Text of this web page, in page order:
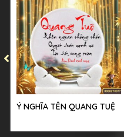
Ý NGHĨA TÊN QUANG TUỆ